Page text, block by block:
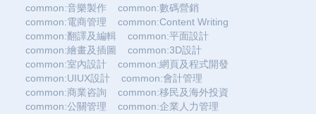
common:音樂製作
common:數碼營銷
common:電商管理
common:Content Writing
common:翻譯及編輯
common:平面設計
common:繪畫及插圖
common:3D設計
common:室內設計
common:網頁及程式開發
common:UIUX設計
common:會計管理
common:商業咨詢
common:移民及海外投資
common:公關管理
common:企業人力管理